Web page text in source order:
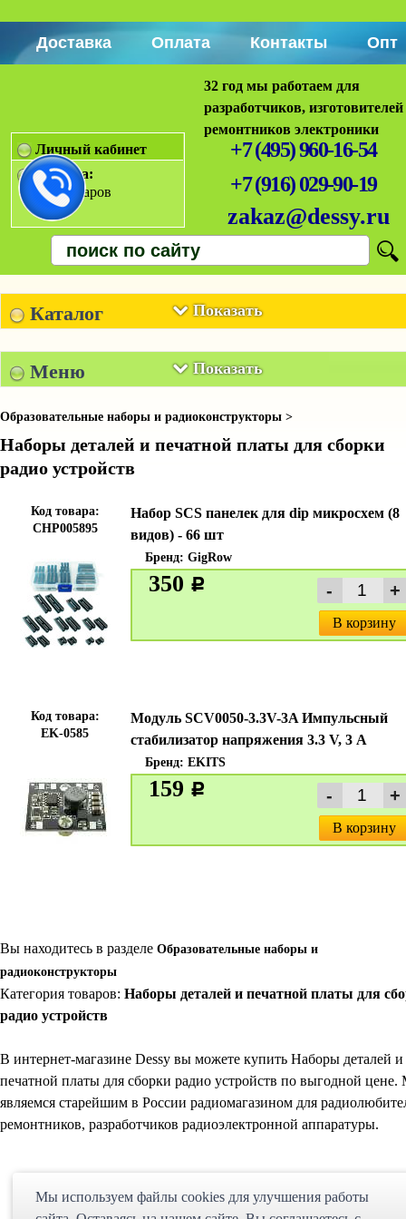
Доставка Оплата Контакты Опт
32 год мы работаем для
разработчиков,
ремонтников электроники
+7 (495) 960-16-54
+7 (916) 029-90-19
zakaz@dessy.ru
Личный кабинет
Корзина:
Нет товаров
Показать
Каталог
Показать
Меню
Образовательные наборы и радиоконструкторы >
Наборы деталей и печатной платы для сборки
радио устройств
Код товара:
CHP005895
Набор SCS панелек для dip микросхем (8
видов) - 66 шт
Бренд: GigRow
350 c
В корзину
Код товара:
EK-0585
Модуль SCV0050-3.3V-3A Импульсный
стабилизатор напряжения 3.3 V, 3 А
Бренд: EKITS
159 c
В корзину
Вы находитесь в разделе Образовательные наборы и
радиоконструкторы
Категория товаров: Наборы деталей и печатной платы для
радио устройств
В интернет-магазине Dessy вы можете купить Наборы деталей и
печатной платы для сборки радио устройств по выгодной
являемся старейшим в России радиомагазином для
ремонтников, разработчиков радиоэлектронной аппаратуры.
Мы используем файлы cookies для улучшения работы